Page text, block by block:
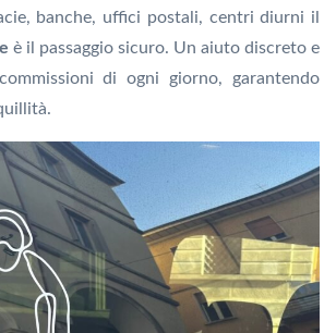
banche, uffici postali, centri diurni il
è il passaggio sicuro. Un aiuto discreto e
di ogni giorno, garantendo